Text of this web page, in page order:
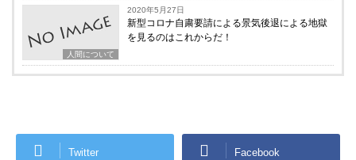
人間について
2020年5月27日
新型コロナ自粛要請による景気後退による地獄
を見るのはこれからだ！
Twitter Facebook